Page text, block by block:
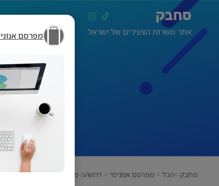
מפרסם
סחבק
אתר משרות הצעירים של ישראל
סחבק הכל מפרסם אנונימי דרוש/ה פקיד/ת מחסן